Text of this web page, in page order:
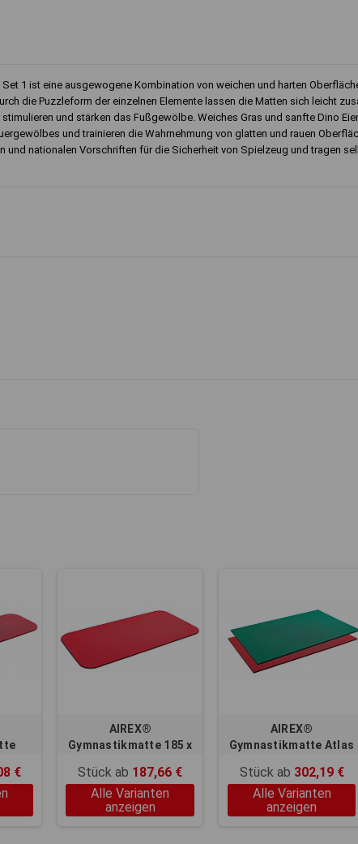
1 ist eine ausgewogene Kombination von weichen und harten
die Puzzleform der einzelnen Elemente lassen die Matten sich leicht
und stärken das Fußgewölbe. Weiches Gras und sanfte Dino
und trainieren die Wahrnehmung von glatten und rauen
nationalen Vorschriften für die Sicherheit von Spielzeug und tragen
€
AIREX®
Gymnastikmatte 185 x
Stück ab 187,66 €
Alle Varianten
anzeigen
AIREX®
Gymnastikmatte Atlas
Stück ab 302,19 €
Alle Varianten
anzeigen